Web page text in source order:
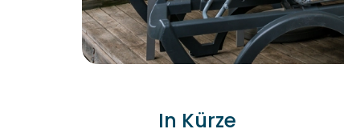
In Kürze